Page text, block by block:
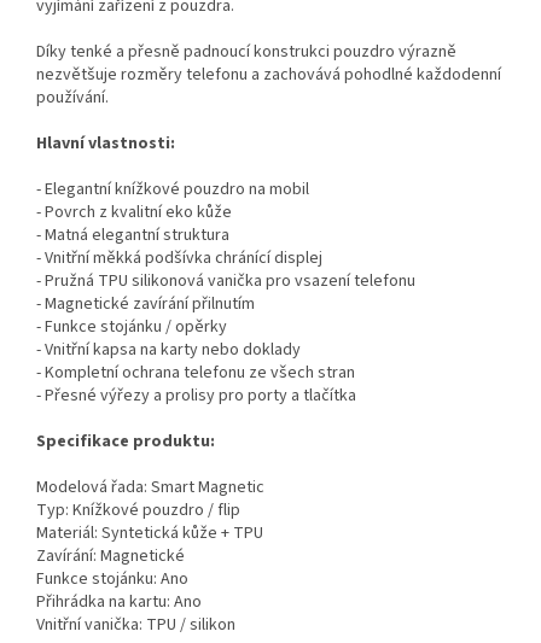
vyjímání zařízení z pouzdra.
Díky tenké a přesně padnoucí konstrukci pouzdro výrazně
nezvětšuje rozměry telefonu a zachovává pohodlné každodenní
používání.
Hlavní vlastnosti:
- Elegantní knížkové pouzdro na mobil
- Povrch z kvalitní eko kůže
- Matná elegantní struktura
- Vnitřní měkká podšívka chránící displej
- Pružná TPU silikonová vanička pro vsazení telefonu
- Magnetické zavírání přilnutím
- Funkce stojánku / opěrky
- Vnitřní kapsa na karty nebo doklady
- Kompletní ochrana telefonu ze všech stran
- Přesné výřezy a prolisy pro porty a tlačítka
Specifikace produktu:
Modelová řada: Smart Magnetic
Typ: Knížkové pouzdro / flip
Materiál: Syntetická kůže + TPU
Zavírání: Magnetické
Funkce stojánku: Ano
Přihrádka na kartu: Ano
Vnitřní vanička: TPU / silikon